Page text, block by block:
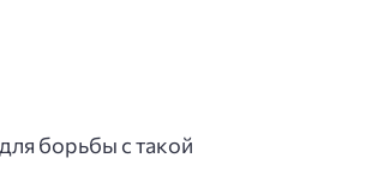
борьбы с такой